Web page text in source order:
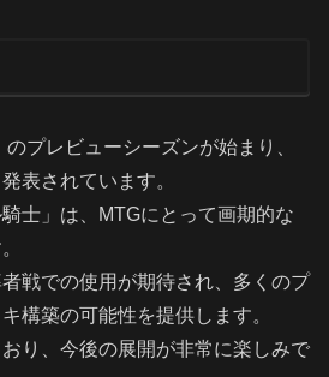
のプレビューシーズンが始まり、
表されています。
士」は、MTGにとって画期的な
戦での使用が期待され、多くのプ
構築の可能性を提供します。
り、今後の展開が非常に楽しみで